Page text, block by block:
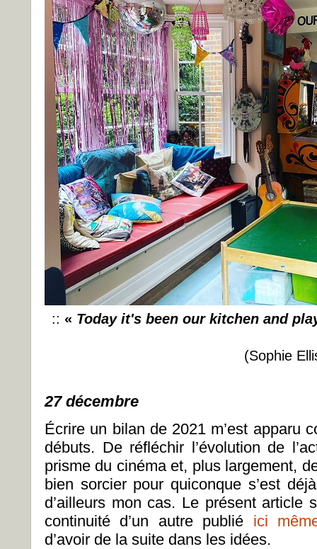
:: « Today it's been our kitchen and
(Sophie
27 décembre
Écrire un bilan de 2021 m’est apparu
débuts. De réfléchir l’évolution de
prisme du cinéma et, plus largement,
bien sorcier pour quiconque s’est
d’ailleurs mon cas. Le présent article
continuité d’un autre publié ici
d’avoir de la suite dans les idées.